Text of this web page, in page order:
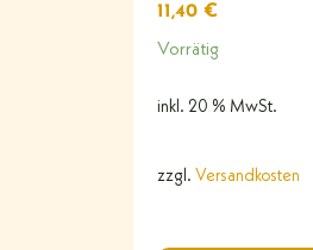
11,40 €
Vorrätig
inkl. 20 % MwSt.
zzgl. Versandkosten